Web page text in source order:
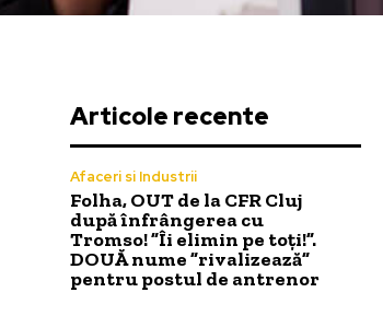
Articole recente
Afaceri si Industrii
Folha, OUT de la CFR Cluj
după înfrângerea cu
Tromso! ”Îi elimin pe toți!”.
DOUĂ nume ”rivalizează”
pentru postul de antrenor